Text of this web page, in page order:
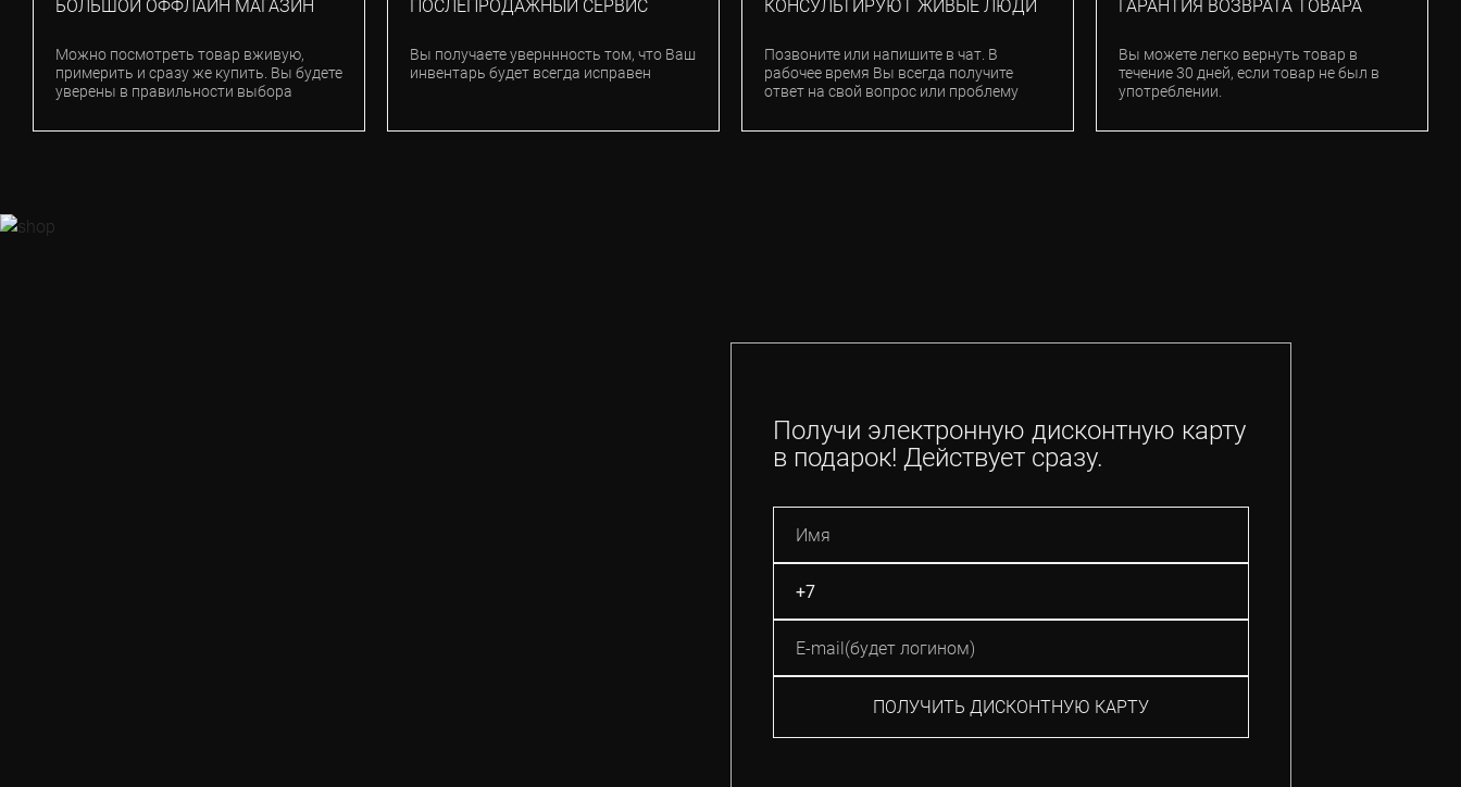
БОЛЬШОЙ ОФФЛАЙН МАГАЗИН
Можно посмотреть товар вживую,
примерить и сразу же купить. Вы будете
уверены в правильности выбора
ПОСЛЕПРОДАЖНЫЙ СЕРВИС
Вы получаете уверннность том, что Ваш
инвентарь будет всегда исправен
КОНСУЛЬТИРУЮТ ЖИВЫЕ ЛЮДИ
Позвоните или напишите в чат. В
рабочее время Вы всегда получите
ответ на свой вопрос или проблему
ГАРАНТИЯ ВОЗВРАТА ТОВАРА
Вы можете легко вернуть товар в
течение 30 дней, если товар не был в
употреблении.
Получи электронную дисконтную карту
в подарок! Действует сразу.
ПОЛУЧИТЬ ДИСКОНТНУЮ КАРТУ